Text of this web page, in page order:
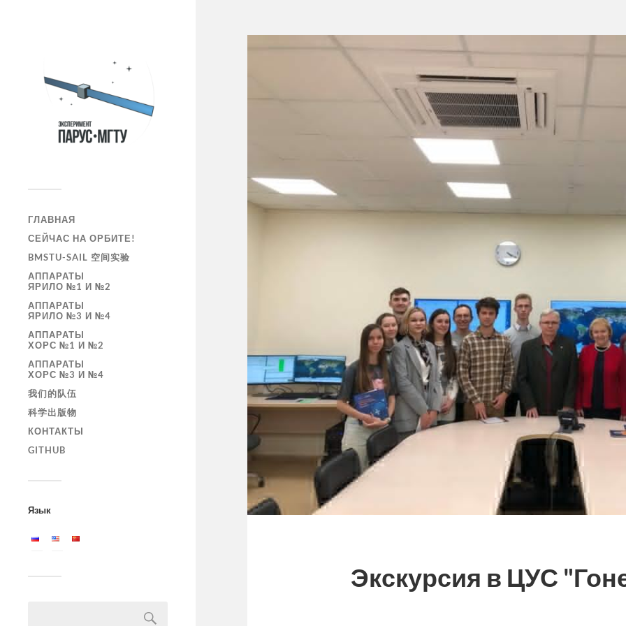
ГЛАВНАЯ
СЕЙЧАС НА ОРБИТЕ!
BMSTU-SAIL 空间实验
АППАРАТЫ
ЯРИЛО №1 И №2
АППАРАТЫ
ЯРИЛО №3 И №4
АППАРАТЫ
ХОРС №1 И №2
АППАРАТЫ
ХОРС №3 И №4
我们的队伍
科学出版物
КОНТАКТЫ
GITHUB
Язык
Экскурсия в ЦУС